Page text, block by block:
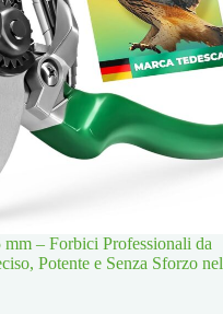
– Forbici Professionali da
Potente e Senza Sforzo nel